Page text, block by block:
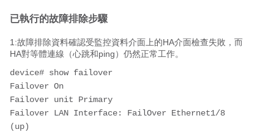
已執行的故障排除步驟
1:故障排除資料確認受監控資料介面上的HA介面檢查失敗，而
HA對等體連線（心跳和ping）仍然正常工作。
device# show failover
Failover On
Failover unit Primary
Failover LAN Interface: FailOver Ethernet1/8
(up)